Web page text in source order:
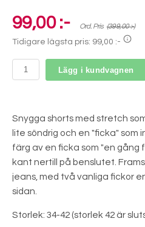
99,00 :- Ord. Pris (399,00 :-)
Tidigare lägsta pris: 99,00 :-
Lägg i kundvagnen
Snygga shorts med stretch
lite söndrig och en "ficka" som
färg av en ficka som "en gång
kant nertill på benslutet.
jeans, med två vanliga fickor
sidan.
Storlek: 34-42 (storlek 42 är